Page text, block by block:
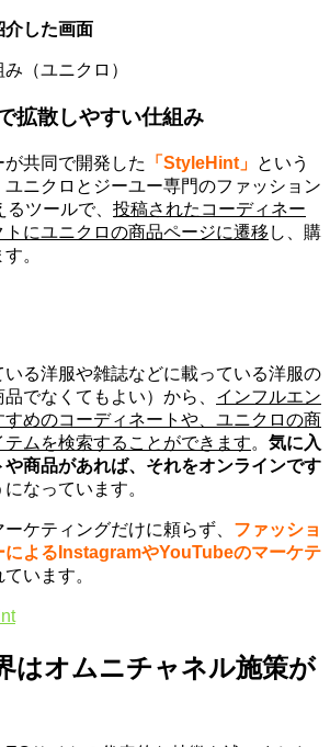
した画面
拡散しやすい仕組み
共同で開発した 「StyleHint」 という
ニクロとジーユー専門のファッション
ツールで、 投稿されたコーディネー
トにユニクロの商品ページに遷移 し、購
。
いる洋服や雑誌などに載っている洋服の
でなくてもよい）から、 インフルエン
めのコーディネートや、ユニクロの商
ムを検索することができます。 気に入
や商品があれば、それをオンラインです
になっています。
ケティングだけに頼らず、 ファッショ
によるInstagramやYouTubeのマーケテ
います。
はオムニチャネル施策が